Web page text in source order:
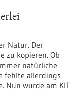
Natur. Der
zu kopieren. Ob
natürliche
fehlte allerdings
Nun wurde am KIT